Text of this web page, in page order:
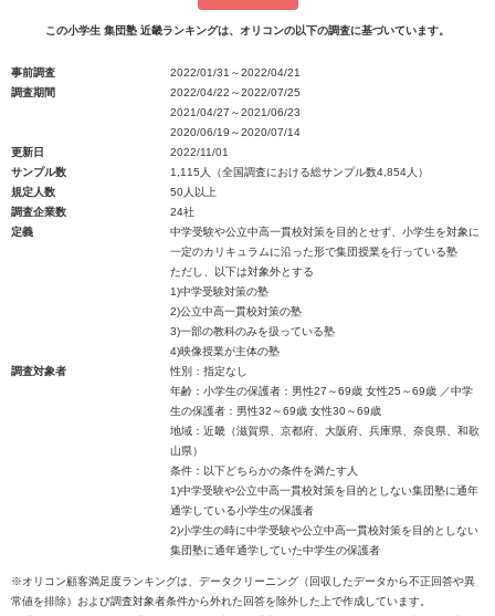
この小学生 集団塾 近畿ランキングは、オリコンの以下の調査に基づいています。
事前調査
2022/01/31～2022/04/21
調査期間
2022/04/22～2022/07/25
2021/04/27～2021/06/23
2020/06/19～2020/07/14
更新日
2022/11/01
サンプル数
1,115人（全国調査における総サンプル数4,854人）
規定人数
50人以上
調査企業数
24社
定義
中学受験や公立中高一貫校対策を目的とせず、小学生を対象に
一定のカリキュラムに沿った形で集団授業を行っている塾
ただし、以下は対象外とする
1)中学受験対策の塾
2)公立中高一貫校対策の塾
3)一部の教科のみを扱っている塾
4)映像授業が主体の塾
調査対象者
性別：指定なし
年齢：小学生の保護者：男性27～69歳 女性25～69歳 ／中学
生の保護者：男性32～69歳 女性30～69歳
地域：近畿（滋賀県、京都府、大阪府、兵庫県、奈良県、和歌
山県）
条件：以下どちらかの条件を満たす人
1)中学受験や公立中高一貫校対策を目的としない集団塾に通年
通学している小学生の保護者
2)小学生の時に中学受験や公立中高一貫校対策を目的としない
集団塾に通年通学していた中学生の保護者
※オリコン顧客満足度ランキングは、データクリーニング（回収したデータから不正回答や異
常値を排除）および調査対象者条件から外れた回答を除外した上で作成しています。